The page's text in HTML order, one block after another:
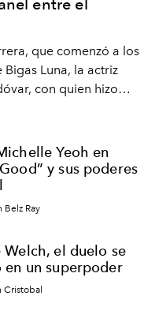
entre el
que comenzó a los
Luna, la actriz
con quien hizo
entre Europa y
"¡La novia!", está
Yeoh en
y sus poderes
Ray
Welch, el duelo se
un superpoder
Cristobal